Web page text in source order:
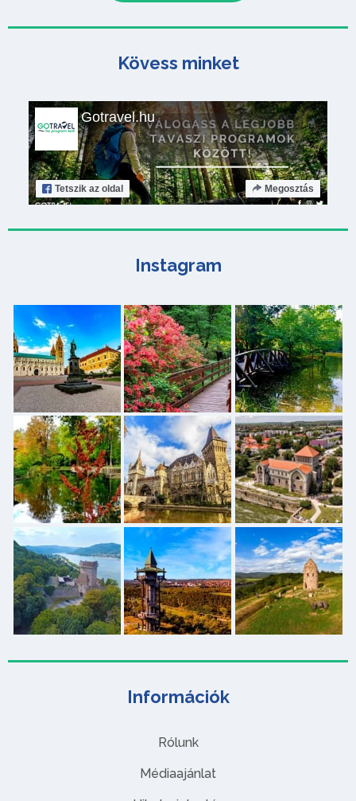
Információk
Rólunk
Médiaajánlat
Kövess minket
Gotravel.hu
Tetszik az oldal Megosztás
Instagram